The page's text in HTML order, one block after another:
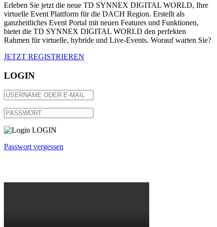
Erleben Sie jetzt die neue TD SYNNEX DIGITAL WORLD, Ihre
virtuelle Event Plattform für die DACH Region. Erstellt als
ganzheitliches Event Portal mit neuen Features und Funktionen,
bietet die TD SYNNEX DIGITAL WORLD den perfekten
Rahmen für virtuelle, hybride und Live-Events. Worauf warten Sie?
JETZT REGISTRIEREN
LOGIN
LOGIN
Passwort vergessen